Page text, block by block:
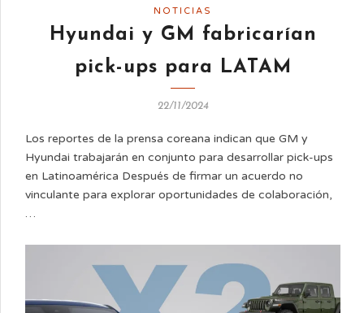
NOTICIAS
Hyundai y GM fabricarían
pick-ups para LATAM
22/11/2024
Los reportes de la prensa coreana indican que GM y
Hyundai trabajarán en conjunto para desarrollar pick-ups
en Latinoamérica Después de firmar un acuerdo no
vinculante para explorar oportunidades de colaboración,
…